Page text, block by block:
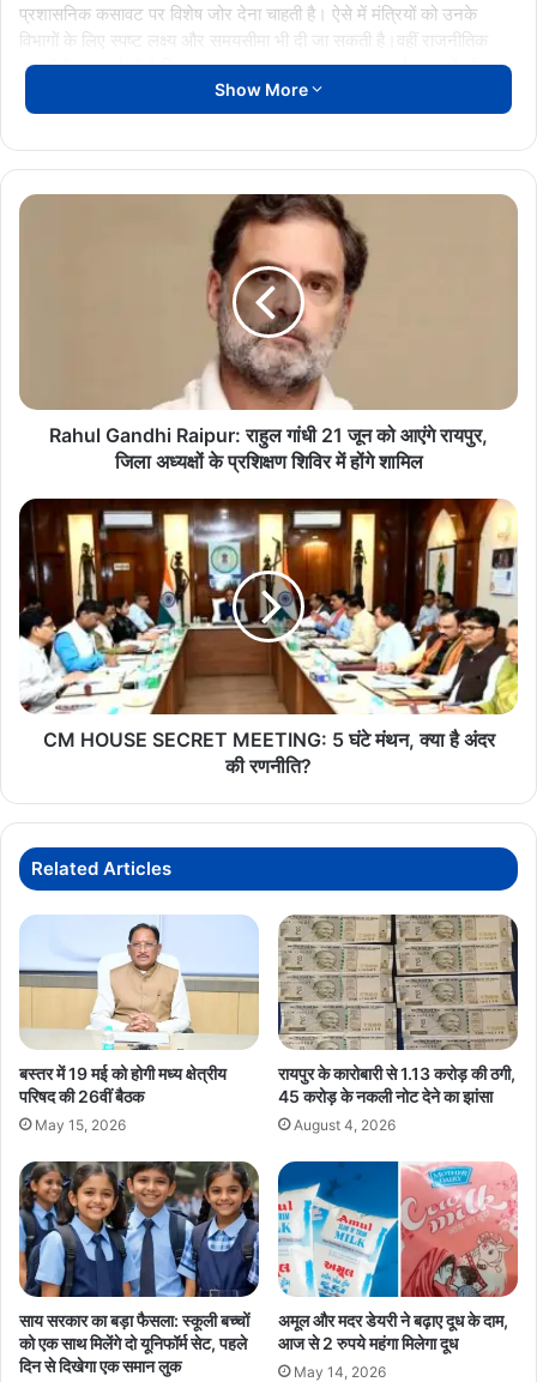
प्रशासनिक कसावट पर विशेष जोर देना चाहती है। ऐसे में मंत्रियों को उनके
विभागों के लिए स्पष्ट लक्ष्य और समयसीमा भी दी जा सकती है।वहीं राजनीतिक
हलकों में यह चर्चा भी है कि भाजपा संगठन स्तर पर कुछ महत्वपूर्ण बदलावों की
तैयारी कर रही है। ऐसे में केंद्र और राज्यों की राजनीति पर भी इसका असर पड़
सकता है। हालांकि मंत्रिमंडल विस्तार या फेरबदल को लेकर सरकार और भाजपा
संगठन की ओर से कोई आधिकारिक संकेत नहीं मिला है।
बैठक का एजेंडा सार्वजनिक नहीं होने से मंत्रियों के बीच भी उत्सुकता बनी हुई है।
अब सबकी नजर बैठक के बाद सामने आने वाले संकेतों और फैसलों पर टिकी हुई
Show More
Rahul
आएंगे
रायपुर,
के
प्रशिक्षण
शिविर
में
होंगे
शामिल
Rahul Gandhi Raipur: राहुल गांधी 21 जून को आएंगे रायपुर,
जिला अध्यक्षों के प्रशिक्षण शिविर में होंगे शामिल
CM
HOUSE
SECRET
MEETING:
5
घंटे
मंथन,
क्या
है
CM HOUSE SECRET MEETING: 5 घंटे मंथन, क्या है अंदर
की रणनीति?
Related Articles
बस्तर में 19 मई को होगी मध्य क्षेत्रीय
परिषद की 26वीं बैठक
May 15, 2026
रायपुर के कारोबारी से 1.13 करोड़ की ठगी,
45 करोड़ के नकली नोट देने का झांसा
August 4, 2026
साय सरकार का बड़ा फैसला: स्कूली बच्चों
को एक साथ मिलेंगे दो यूनिफॉर्म सेट, पहले
दिन से दिखेगा एक समान लुक
अमूल और मदर डेयरी ने बढ़ाए दूध के दाम,
आज से 2 रुपये महंगा मिलेगा दूध
May 14, 2026